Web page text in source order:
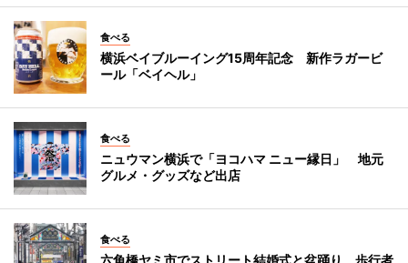
食べる
横浜ベイブルーイング15周年記念 新作ラガービ
ール「ベイヘル」
食べる
ニュウマン横浜で「ヨコハマ ニュー縁日」 地元
グルメ・グッズなど出店
食べる
六角橋ヤミ市でストリート結婚式と盆踊り 歩行者